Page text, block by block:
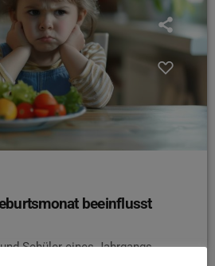
beeinflusst
Schüler eines Jahrgangs